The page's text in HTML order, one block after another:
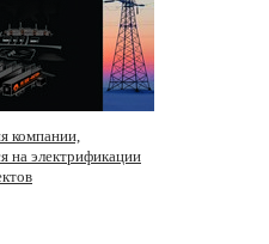
компании,
на электрификации